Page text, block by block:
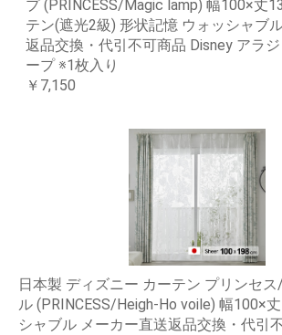
プ (PRINCESS/Magic lamp) 幅100×丈
テン(遮光2級) 形状記憶 ウォッシャブ
返品交換・代引不可商品 Disney アラ
ープ ※1枚入り
￥7,150
日本製 ディズニー カーテン プリンセ
ル (PRINCESS/Heigh-Ho voile) 幅100×
シャブル メーカー直送返品交換・代引